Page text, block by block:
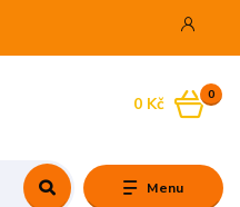
Menu
0
0 Kč